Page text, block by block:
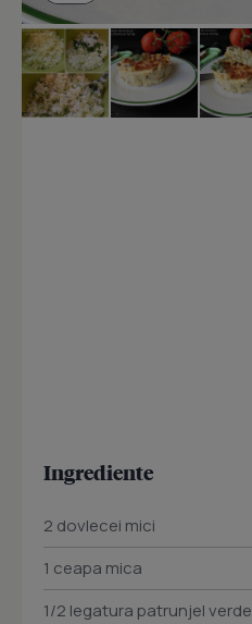
Ingrediente
2 dovlecei mici
1 ceapa mica
1/2 legatura patrunjel verde